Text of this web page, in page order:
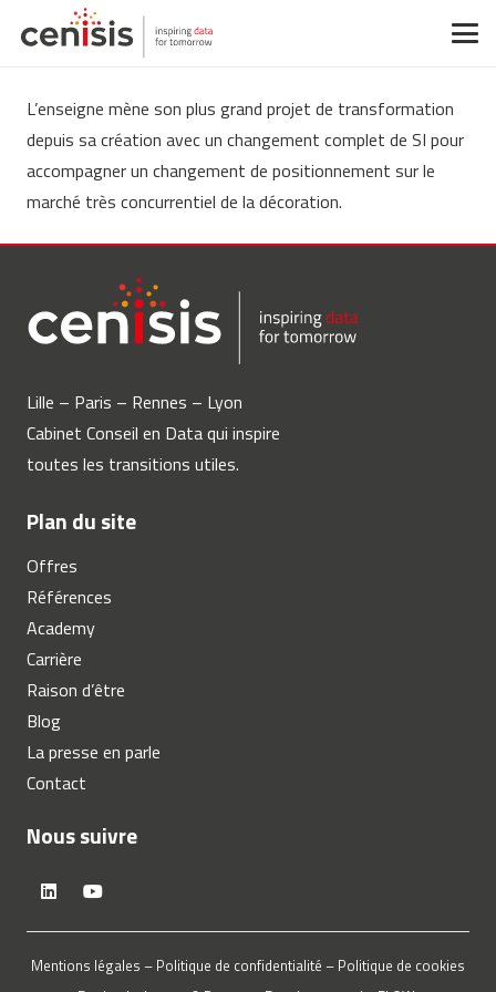
L’enseigne mène son plus grand projet de transformation
depuis sa création avec un changement complet de SI pour
accompagner un changement de positionnement sur le
marché très concurrentiel de la décoration.
Lille – Paris – Rennes – Lyon
Cabinet Conseil en Data qui inspire
toutes les transitions utiles.
Plan du site
Offres
Références
Academy
Carrière
Raison d’être
Blog
La presse en parle
Contact
Nous suivre
Mentions légales – Politique de confidentialité – Politique de cookies